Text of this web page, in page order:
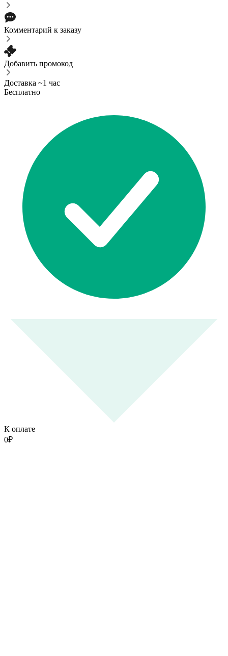
Комментарий к заказу
Добавить промокод
Доставка ~1 час
Бесплатно
К оплате
0₽